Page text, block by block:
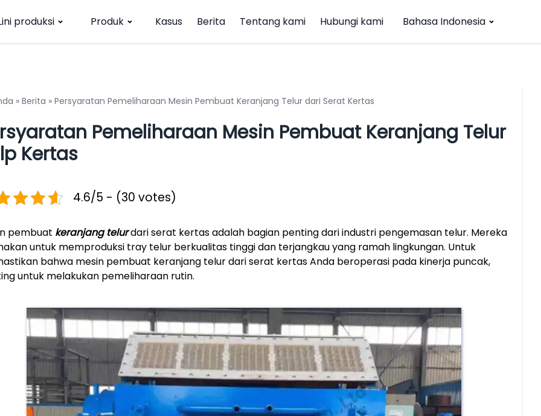
produksi Produk Kasus Berita Tentang kami Hubungi kami Bahasa Indonesia
» Berita » Persyaratan Pemeliharaan Mesin Pembuat Keranjang Telur dari Serat Kertas
Pemeliharaan Mesin Pembuat Keranjang Telur
Kertas
4.6/5 - (30 votes)
pembuat keranjang telurdari serat kertas adalah bagian penting dari industri pengemasan telur. Mereka
untuk memproduksi tray telur berkualitas tinggi dan terjangkau yang ramah lingkungan. Untuk
bahwa mesin pembuat keranjang telur dari serat kertas Anda beroperasi pada kinerja puncak,
untuk melakukan pemeliharaan rutin.